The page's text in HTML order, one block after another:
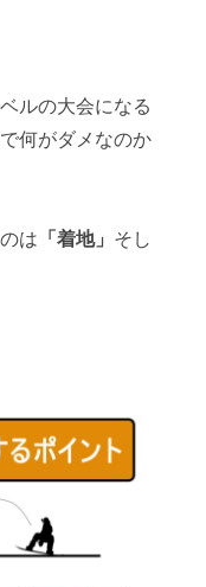
ルの大会になる
何がダメなのか
は 「着地」 そし